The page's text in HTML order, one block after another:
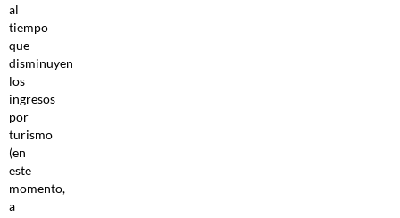
al
tiempo
que
disminuyen
los
ingresos
por
turismo
(en
este
momento,
a